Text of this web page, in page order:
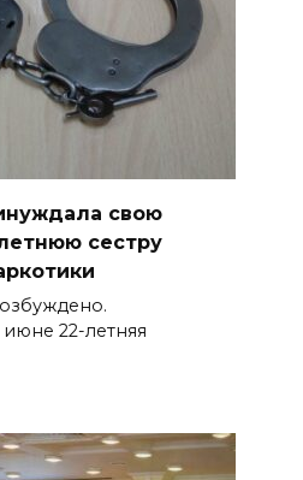
свою
сестру
22-летняя